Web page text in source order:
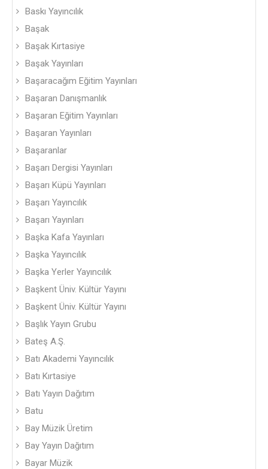
Baskı Yayıncılık
Başak
Başak Kırtasiye
Başak Yayınları
Başaracağım Eğitim Yayınları
Başaran Danışmanlık
Başaran Eğitim Yayınları
Başaran Yayınları
Başaranlar
Başarı Dergisi Yayınları
Başarı Küpü Yayınları
Başarı Yayıncılık
Başarı Yayınları
Başka Kafa Yayınları
Başka Yayıncılık
Başka Yerler Yayıncılık
Başkent Üniv. Kültür Yayını
Başkent Üniv. Kültür Yayını
Başlık Yayın Grubu
Bateş A.Ş.
Batı Akademi Yayıncılık
Batı Kırtasiye
Batı Yayın Dağıtım
Batu
Bay Müzik Üretim
Bay Yayın Dağıtım
Bayar Müzik